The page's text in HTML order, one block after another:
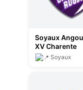
Soyaux
XV Charente
Soyaux